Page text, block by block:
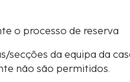
o processo de reserva
secções da equipa da
não são permitidos.